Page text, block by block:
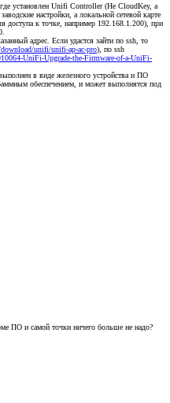
установлен Unifi Controller (Не CloudKey, а
настройки, а локальной сетевой карте
доступа к точке, например 192.168.1.200), при
адрес. Если удастся зайти по ssh, то
unifi/unifi-ap-ac-pro), по ssh
UniFi-Upgrade-the-Firmware-of-a-UniFi-
в виде железного устройства и ПО
обеспечением, и может выполнятся под
ПО и самой точки ничего больше не надо?